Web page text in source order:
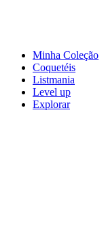
Minha Coleção
Coquetéis
Listmania
Level up
Explorar